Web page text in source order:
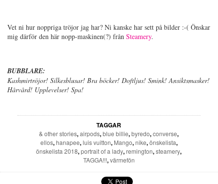
Vet ni hur noppriga tröjor jag har? Ni kanske har sett på bilder :-( Önskar
mig därför den här nopp-maskinen(?) från Steamery.
BUBBLARE:
Kashmirtröjor! Silkesblusar! Bra böcker! Doftljus! Smink! Ansiktsmasker!
Hårvård! Upplevelser! Spa!
TAGGAR
& other stories,airpods,blue billie,byredo,converse,
ellos,hanapee,luis vuitton, Mango,nike,önskelista,
önskelista 2018,portrait of a lady,remington,steamery,
TAGGA!!!,värmefön